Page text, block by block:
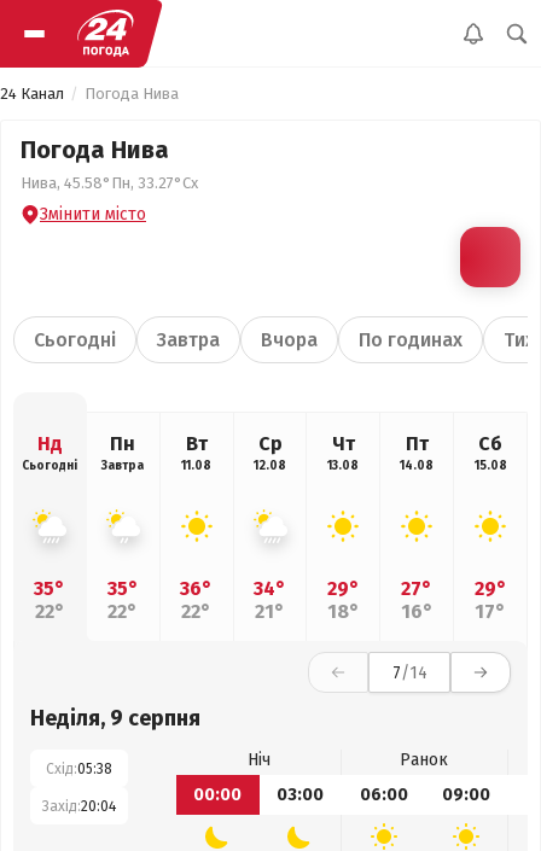
24 Канал Погода Нива
Погода Нива
Нива, 45.58°Пн, 33.27°Сх
Змінити місто
Сьогодні Завтра Вчора По годинах
Нд
Сьогодні
35°
22°
Пн
Завтра
35°
22°
Вт
11.08
36°
22°
Ср
12.08
34°
21°
Чт
13.08
29°
18°
Пт
14.08
27°
16°
Сб
15.08
29°
17°
7/14
Неділя, 9 серпня
Схід:05:38
Захід:20:04
Ніч
Ранок
00:00
03:00 06:00 09:00